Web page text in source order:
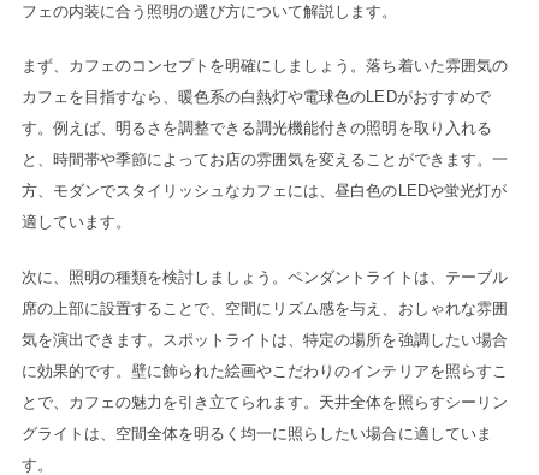
フェの内装に合う照明の選び方について解説します。
まず、カフェのコンセプトを明確にしましょう。落ち着いた雰囲気の
カフェを目指すなら、暖色系の白熱灯や電球色のLEDがおすすめで
す。例えば、明るさを調整できる調光機能付きの照明を取り入れる
と、時間帯や季節によってお店の雰囲気を変えることができます。一
方、モダンでスタイリッシュなカフェには、昼白色のLEDや蛍光灯が
適しています。
次に、照明の種類を検討しましょう。ペンダントライトは、テーブル
席の上部に設置することで、空間にリズム感を与え、おしゃれな雰囲
気を演出できます。スポットライトは、特定の場所を強調したい場合
に効果的です。壁に飾られた絵画やこだわりのインテリアを照らすこ
とで、カフェの魅力を引き立てられます。天井全体を照らすシーリン
グライトは、空間全体を明るく均一に照らしたい場合に適していま
す。